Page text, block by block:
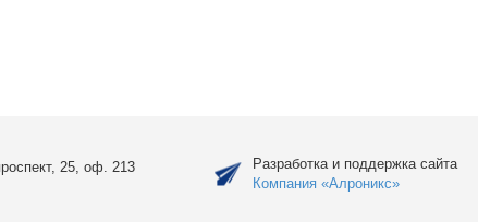
25, оф. 213
Разработка и поддержка сайта
Компания «Алроникс»